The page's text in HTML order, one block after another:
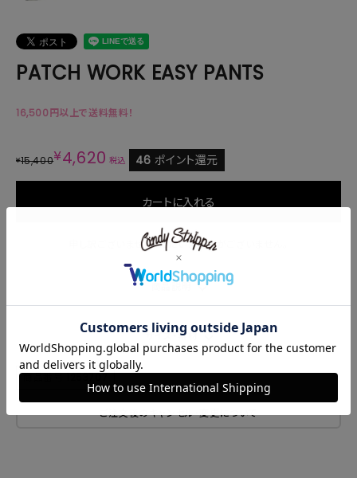
PATCH WORK EASY PANTS
16,500円以上で送料無料！
¥15,400¥4,620 税込 46 ポイント還元
カートに入れる
申し訳ございません。ただいま在庫がございません。
商品説明
サイズ・素材
商品番号 1253707
ご注文後のキャンセル・変更について